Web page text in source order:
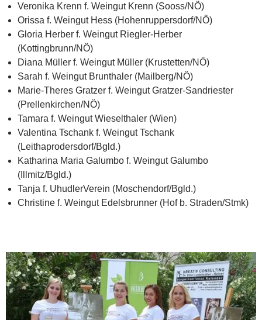
Veronika Krenn f. Weingut Krenn (Sooss/NÖ)
Orissa f. Weingut Hess (Hohenruppersdorf/NÖ)
Gloria Herber f. Weingut Riegler-Herber
(Kottingbrunn/NÖ)
Diana Müller f. Weingut Müller (Krustetten/NÖ)
Sarah f. Weingut Brunthaler (Mailberg/NÖ)
Marie-Theres Gratzer f. Weingut Gratzer-Sandriester
(Prellenkirchen/NÖ)
Tamara f. Weingut Wieselthaler (Wien)
Valentina Tschank f. Weingut Tschank
(Leithaprodersdorf/Bgld.)
Katharina Maria Galumbo f. Weingut Galumbo
(Illmitz/Bgld.)
Tanja f. UhudlerVerein (Moschendorf/Bgld.)
Christine f. Weingut Edelsbrunner (Hof b. Straden/Stmk)